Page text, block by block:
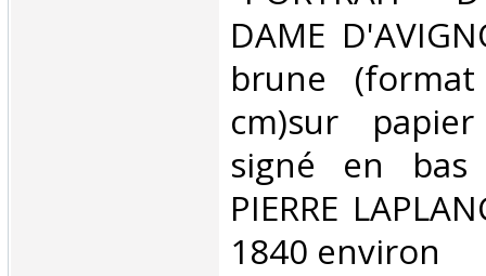
DAME
brune
cm)sur
signé en
PIERRE
1840 environ‎